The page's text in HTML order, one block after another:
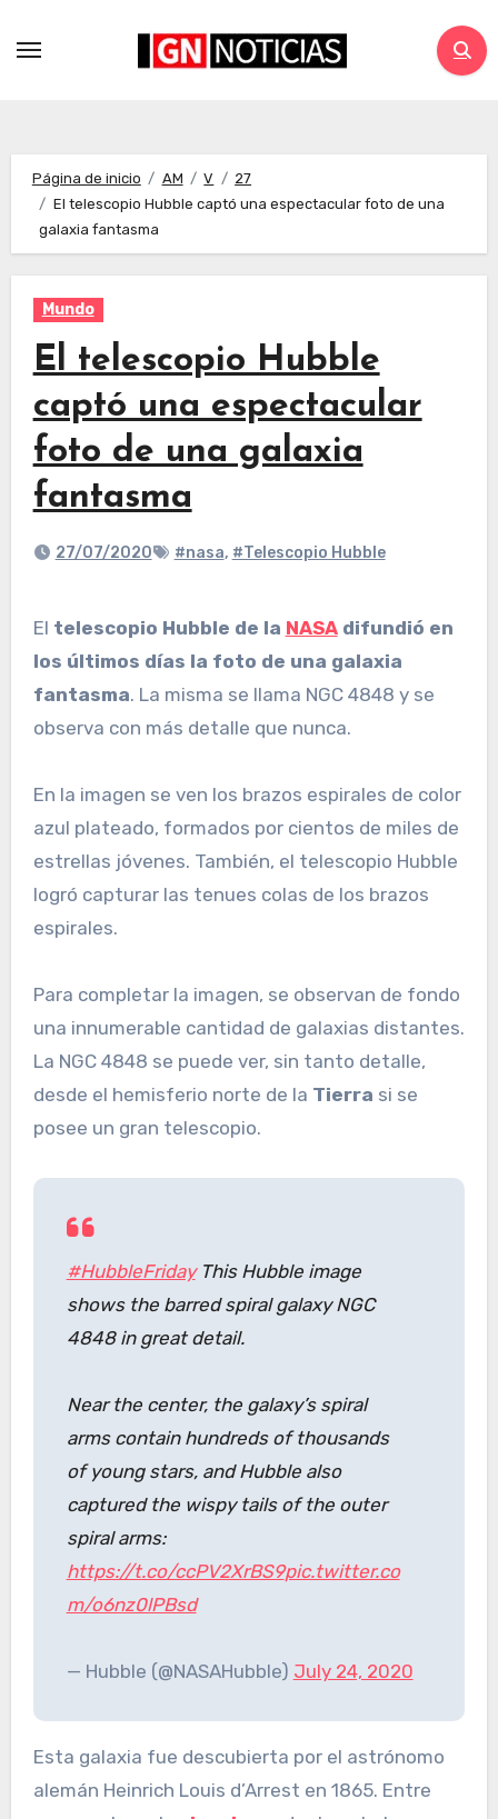
Página de inicio AM V
27
El telescopio Hubble captó una espectacular foto de una
galaxia fantasma
Mundo
El telescopio Hubble
captó una espectacular
foto de una galaxia
fantasma
27/07/2020 #nasa, #Telescopio Hubble
El telescopio Hubble de la NASAdifundió en
los últimos días la foto de una galaxia
fantasma. La misma se llama NGC 4848 y se
observa con más detalle que nunca.
En la imagen se ven los brazos espirales de color
azul plateado, formados por cientos de miles de
estrellas jóvenes. También, el telescopio Hubble
logró capturar las tenues colas de los brazos
espirales.
Para completar la imagen, se observan de fondo
una innumerable cantidad de galaxias distantes.
La NGC 4848 se puede ver, sin tanto detalle,
desde el hemisferio norte de la Tierra si se
posee un gran telescopio.
#HubbleFridayThis Hubble image
shows the barred spiral galaxy NGC
4848 in great detail.
Near the center, the galaxy’s spiral
arms contain hundreds of thousands
of young stars, and Hubble also
captured the wispy tails of the outer
spiral arms:
https://t.co/ccPV2XrBS9pic.twitter.co
m/o6nz0lPBsd
— Hubble (@NASAHubble) July 24, 2020
Esta galaxia fue descubierta por el astrónomo
alemán Heinrich Louis d’Arrest en 1865. Entre